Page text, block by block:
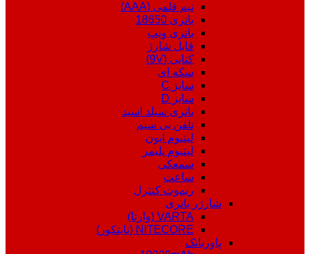
نیم قلمی (AAA)
باتری 18650
باتری ویپ
قابل شارژ
کتابی (9V)
سکه ای
سایز C
سایز D
باتری سیلد اسید
تلفن بی سیم
لیتیوم ایون
لیتیوم پلیمر
سمعکی
ساعت
ریموت کنترل
شارژر باتری
VARTA (وارتا)
NITECORE (نایتکور)
پاوربانک